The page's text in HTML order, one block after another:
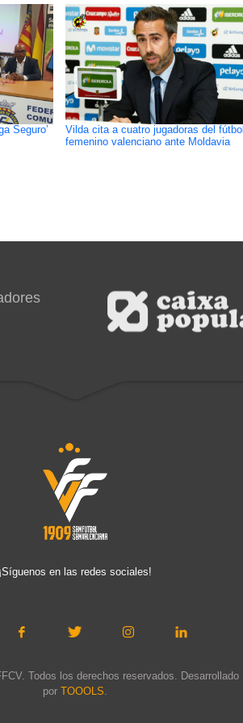
Seguro’
Vilda cita a cuatro jugadoras del fútbol
femenino valenciano ante Moldavia
¡Síguenos en las redes sociales!
Todos los derechos reservados. Desarrollado
por TOOOLS